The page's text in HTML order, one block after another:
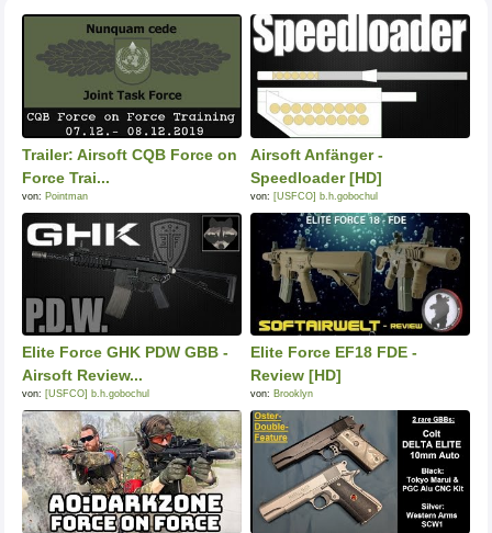
Trailer: Airsoft CQB Force on
Force Trai...
von: Pointman
Airsoft Anfänger -
Speedloader [HD]
von: [USFCO] b.h.gobochul
Elite Force GHK PDW GBB -
Airsoft Review...
von: [USFCO] b.h.gobochul
Elite Force EF18 FDE -
Review [HD]
von: Brooklyn